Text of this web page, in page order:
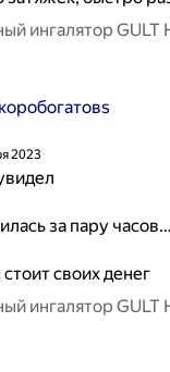
ингалятор GULT
2023
за пару часов…
своих денег
ингалятор GULT